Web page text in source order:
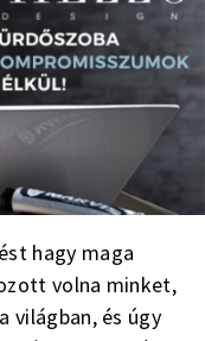
hagy maga
volna minket,
világban, és úgy